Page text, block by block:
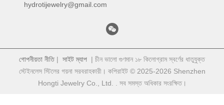
hydrotijewelry@gmail.com
গোপনীয়তা নীতি| সাইট ম্যাপ | চীন ভালো গুণমান ১৮ কিলোগ্রাম স্বর্ণের ধাতুযুক্ত
স্টেইনলেস স্টিলের গয়না সরবরাহকারী। কপিরাইট © 2025-2026 Shenzhen
Hongti Jewelry Co., Ltd. . সব সমস্ত অধিকার সংরক্ষিত।